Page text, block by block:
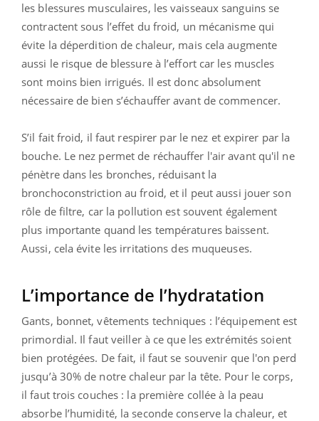
les blessures musculaires, les vaisseaux sanguins se
contractent sous l’effet du froid, un mécanisme qui
évite la déperdition de chaleur, mais cela augmente
aussi le risque de blessure à l’effort car les muscles
sont moins bien irrigués. Il est donc absolument
nécessaire de bien s’échauffer avant de commencer.
S’il fait froid, il faut respirer par le nez et expirer par la
bouche. Le nez permet de réchauffer l'air avant qu'il ne
pénètre dans les bronches, réduisant la
bronchoconstriction au froid, et il peut aussi jouer son
rôle de filtre, car la pollution est souvent également
plus importante quand les températures baissent.
Aussi, cela évite les irritations des muqueuses.
L’importance de l’hydratation
Gants, bonnet, vêtements techniques : l’équipement est
primordial. Il faut veiller à ce que les extrémités soient
bien protégées. De fait, il faut se souvenir que l'on perd
jusqu’à 30% de notre chaleur par la tête. Pour le corps,
il faut trois couches : la première collée à la peau
absorbe l’humidité, la seconde conserve la chaleur, et